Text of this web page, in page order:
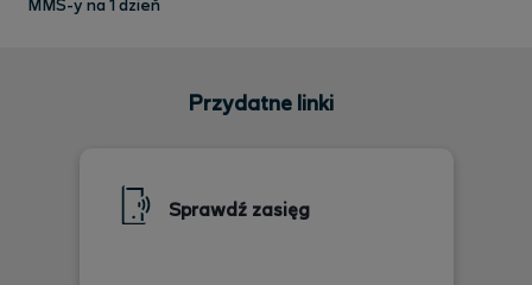
MMS-y na 1 dzień
Przydatne linki
Sprawdź zasięg